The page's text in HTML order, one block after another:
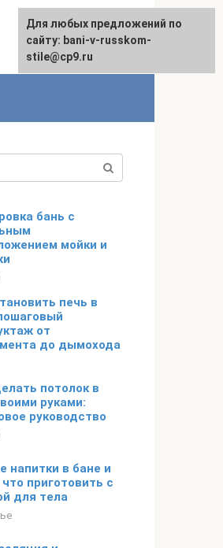
бань с
мойки и
печь в
от
до дымохода
потолок в
руками:
руководство
напитки в бане и
что приготовить с
для тела
Для любых предложений по
сайту: bani-v-russkom-
stile@cp9.ru